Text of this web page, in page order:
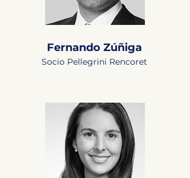
Fernando Zúñiga
Socio Pellegrini Rencoret